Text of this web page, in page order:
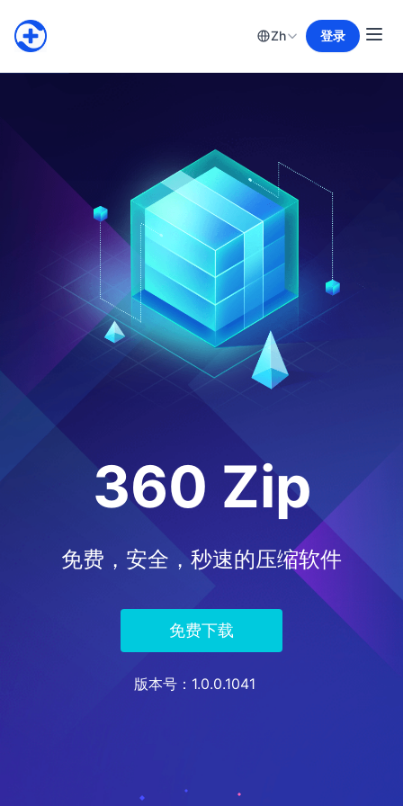
Zh 登录
360 Zip
免费，安全，秒速的压缩软件
免费下载
版本号：1.0.0.1041